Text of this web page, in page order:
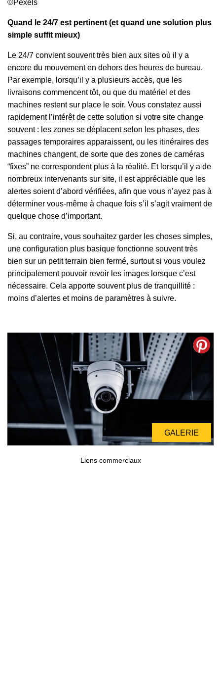
©Pexels
Quand le 24/7 est pertinent (et quand une solution plus
simple suffit mieux)
Le 24/7 convient souvent très bien aux sites où il y a
encore du mouvement en dehors des heures de bureau.
Par exemple, lorsqu’il y a plusieurs accès, que les
livraisons commencent tôt, ou que du matériel et des
machines restent sur place le soir. Vous constatez aussi
rapidement l’intérêt de cette solution si votre site change
souvent : les zones se déplacent selon les phases, des
passages temporaires apparaissent, ou les itinéraires des
machines changent, de sorte que des zones de caméras
“fixes” ne correspondent plus à la réalité. Et lorsqu’il y a de
nombreux intervenants sur site, il est appréciable que les
alertes soient d’abord vérifiées, afin que vous n’ayez pas à
déterminer vous-même à chaque fois s’il s’agit vraiment de
quelque chose d’important.
Si, au contraire, vous souhaitez garder les choses simples,
une configuration plus basique fonctionne souvent très
bien sur un petit terrain bien fermé, surtout si vous voulez
principalement pouvoir revoir les images lorsque c’est
nécessaire. Cela apporte souvent plus de tranquillité :
moins d’alertes et moins de paramètres à suivre.
GALERIE
GALERIE
Liens commerciaux